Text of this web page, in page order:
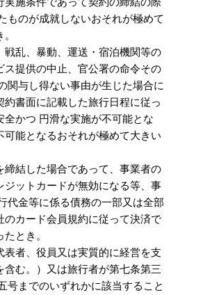
ものが成就しないおそれが極めて
戦乱、暴動、運送・宿泊機関等の
ス提供の中止、官公署の命令その
関与し得ない事由が生じた場合に
約書面に記載した旅行日程に従っ
全かつ 円滑な実施が不可能とな
可能となるおそれが極めて大きい
締結した場合であって、事業者の
ジットカードが無効になる等、事
代金等に係る債務の一部又は全部
のカード会員規約に従って決済で
とき。
表者、役員又は実質的に経営を支
含む。）又は旅行者が第七条第三
号までのいずれかに該当すること